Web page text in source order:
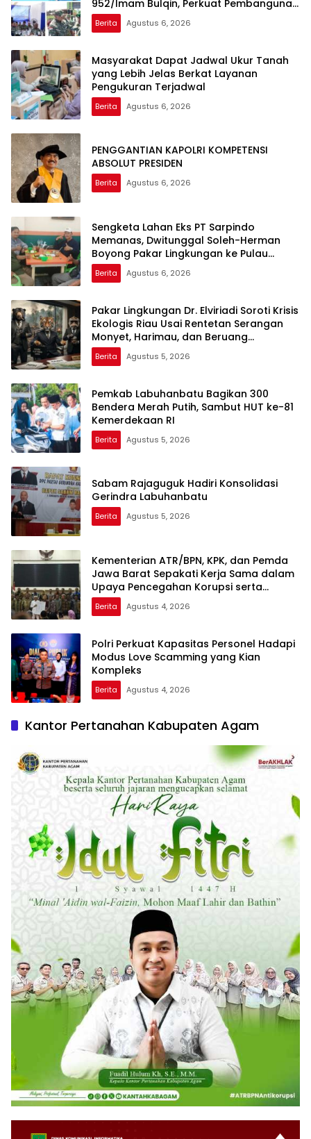
952/Imam Bulqin, Perkuat Pembangunan
Satuan
Berita Agustus 6, 2026
Masyarakat Dapat Jadwal Ukur Tanah
yang Lebih Jelas Berkat Layanan
Pengukuran Terjadwal
Berita Agustus 6, 2026
PENGGANTIAN KAPOLRI KOMPETENSI
ABSOLUT PRESIDEN
Berita Agustus 6, 2026
Sengketa Lahan Eks PT Sarpindo
Memanas, Dwitunggal Soleh-Herman
Boyong Pakar Lingkungan ke Pulau
Rupat
Berita Agustus 6, 2026
Pakar Lingkungan Dr. Elviriadi Soroti Krisis
Ekologis Riau Usai Rentetan Serangan
Monyet, Harimau, dan Beruang
Terhadap Warga
Berita Agustus 5, 2026
Pemkab Labuhanbatu Bagikan 300
Bendera Merah Putih, Sambut HUT ke-81
Kemerdekaan RI
Berita Agustus 5, 2026
Sabam Rajaguguk Hadiri Konsolidasi
Gerindra Labuhanbatu
Berita Agustus 5, 2026
Kementerian ATR/BPN, KPK, dan Pemda
Jawa Barat Sepakati Kerja Sama dalam
Upaya Pencegahan Korupsi serta
Penguatan Ekonomi Daerah
Berita Agustus 4, 2026
Polri Perkuat Kapasitas Personel Hadapi
Modus Love Scamming yang Kian
Kompleks
Berita Agustus 4, 2026
Kantor Pertanahan Kabupaten Agam